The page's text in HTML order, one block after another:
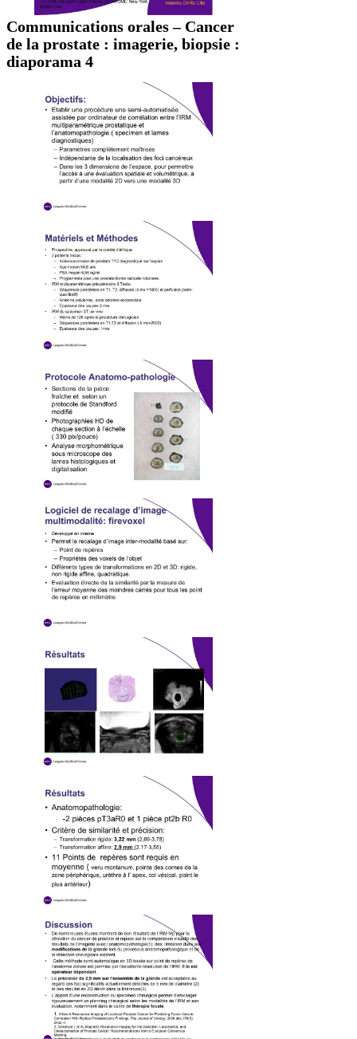
Communications orales – Cancer
de la prostate : imagerie, biopsie :
diaporama 4